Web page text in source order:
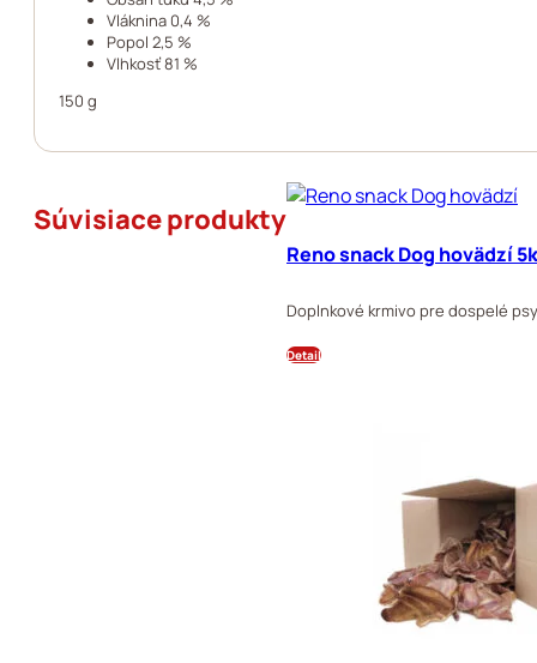
Vláknina 0,4 %
Popol 2,5 %
Vlhkosť 81 %
150 g
Súvisiace produkty
Reno snack Dog hovädzí
Doplnkové krmivo pre dospelé
Detail